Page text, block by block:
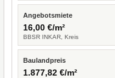
Angebotsmiete
16,00 €/m²
BBSR INKAR, Kreis
Baulandpreis
1.877,82 €/m²